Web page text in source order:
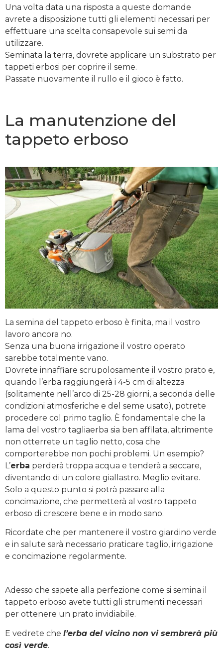
Una volta data una risposta a queste domande
avrete a disposizione tutti gli elementi necessari per
effettuare una scelta consapevole sui semi da
utilizzare.
Seminata la terra, dovrete applicare un substrato per
tappeti erbosi per coprire il seme.
Passate nuovamente il rullo e il gioco è fatto.
La manutenzione del
tappeto erboso
La semina del tappeto erboso è finita, ma il vostro
lavoro ancora no.
Senza una buona irrigazione il vostro operato
sarebbe totalmente vano.
Dovrete innaffiare scrupolosamente il vostro prato e,
quando l’erba raggiungerà i 4-5 cm di altezza
(solitamente nell’arco di 25-28 giorni, a seconda delle
condizioni atmosferiche e del seme usato), potrete
procedere col primo taglio. È fondamentale che la
lama del vostro tagliaerba sia ben affilata, altrimente
non otterrete un taglio netto, cosa che
comporterebbe non pochi problemi. Un esempio?
L’erba perderà troppa acqua e tenderà a seccare,
diventando di un colore giallastro. Meglio evitare.
Solo a questo punto si potrà passare alla
concimazione, che permetterà al vostro tappeto
erboso di crescere bene e in modo sano.
Ricordate che per mantenere il vostro giardino verde
e in salute sarà necessario praticare taglio, irrigazione
e concimazione regolarmente.
Adesso che sapete alla perfezione come si semina il
tappeto erboso avete tutti gli strumenti necessari
per ottenere un prato invidiabile.
E vedrete che l’erba del vicino non vi sembrerà più
così verde.